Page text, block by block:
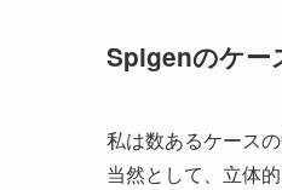
Spigenのケー
私は数あるケース
当然として、立体